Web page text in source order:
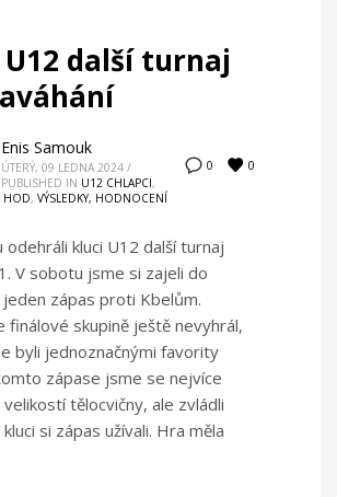
další turnaj
0 0
Enis Samouk
ÚTERÝ, 09 LEDNA 2024 /
PUBLISHED IN U12 CHLAPCI,
HOD, VÝSLEDKY, HODNOCENÍ
odehráli kluci U12 další turnaj
V sobotu jsme si zajeli do
jeden zápas proti Kbelům.
finálové skupině ještě nevyhrál,
byli jednoznačnými favority
zápase jsme se nejvíce
tělocvičny, ale zvládli
si zápas užívali. Hra měla